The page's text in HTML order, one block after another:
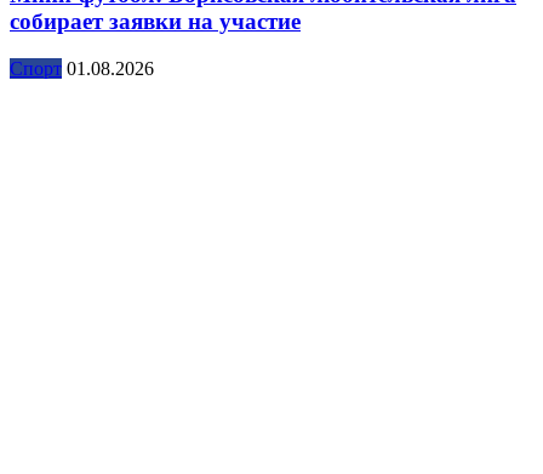
собирает заявки на участие
Спорт 01.08.2026